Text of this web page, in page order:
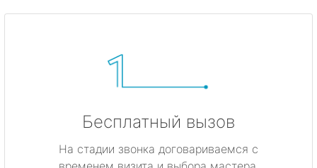
Бесплатный вызов
На стадии звонка договариваемся с